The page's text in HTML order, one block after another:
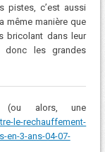
pistes, c’est aussi
même manière que
bricolant dans leur
les grandes
(ou alors, une
le-rechauffement-
en-3-ans-04-07-